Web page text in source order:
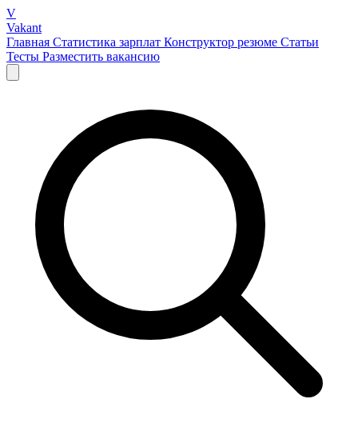
V
Vakant
Главная Статистика зарплат Конструктор резюме Статьи
Тесты Разместить вакансию